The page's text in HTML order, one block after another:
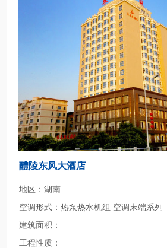
醴陵东风大酒店
地区：湖南
空调形式：热泵热水机组 空调末端系列
建筑面积：
工程性质：